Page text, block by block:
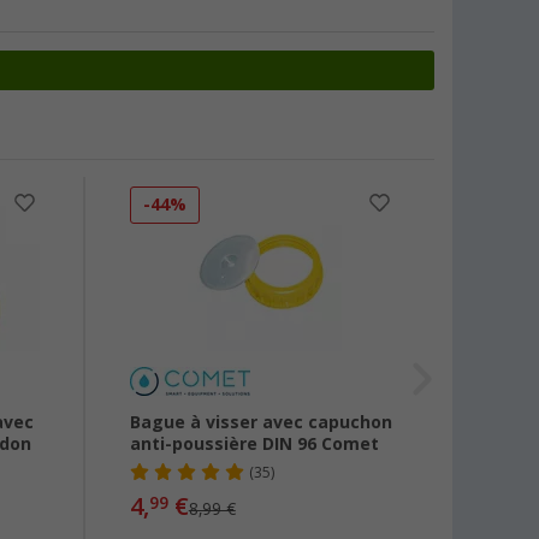
-44%
Bague à visser avec capuchon
anti-poussière DIN 96 Comet
(35)
4,99€8,99 €